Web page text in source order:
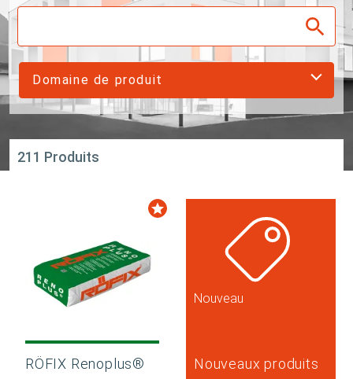
Domaine de produit
211 Produits
RÖFIX Renoplus®
Nouveau
Nouveaux produits